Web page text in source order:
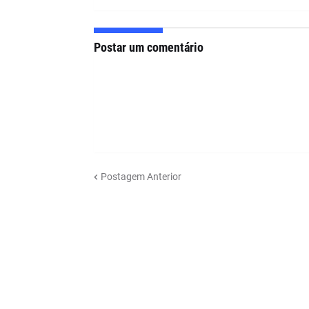
Postar um comentário
Postagem Anterior